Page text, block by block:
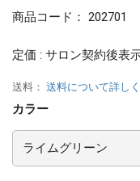
商品コード： 202701
定価 : サロン契約後表
送料： 送料について詳し
カラー